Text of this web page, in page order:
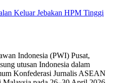
Keluar Jebakan HPM Tinggi